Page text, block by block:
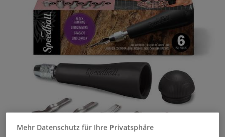
Mehr Datenschutz für Ihre Privatsphäre